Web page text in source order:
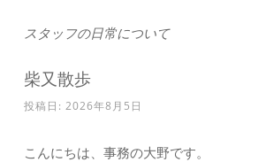
スタッフの日常について
柴又散歩
投稿日: 2026年8月5日
こんにちは、事務の大野です。